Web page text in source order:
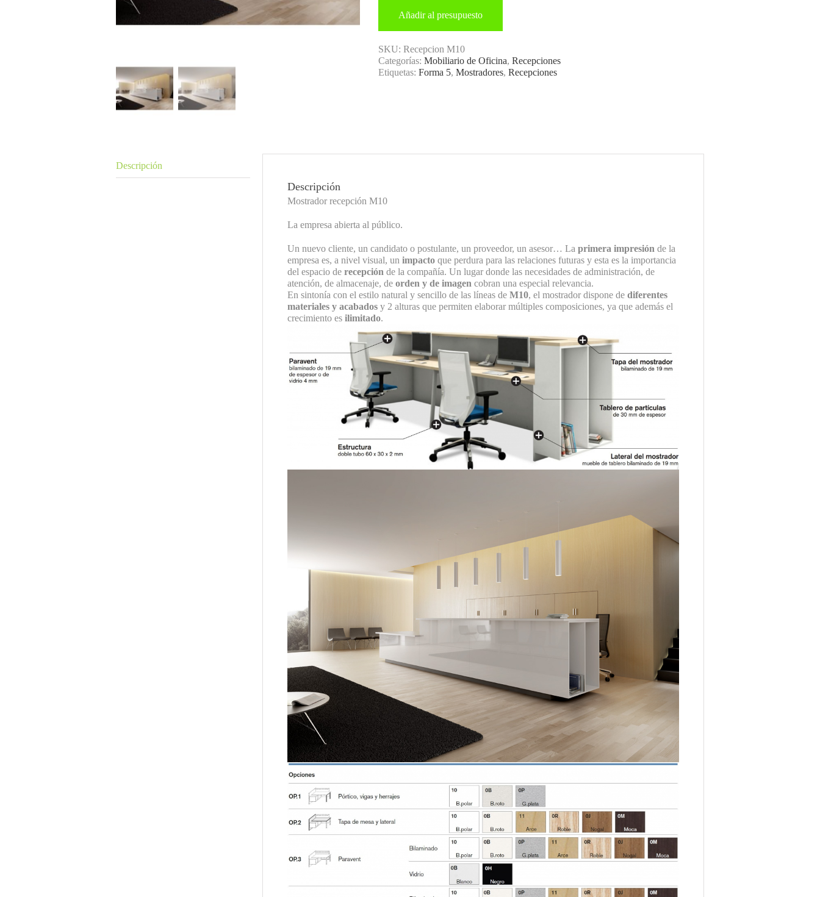
Añadir al presupuesto
SKU:Recepcion M10
Categorías:Mobiliario de Oficina,Recepciones
Etiquetas:Forma 5,Mostradores,Recepciones
Descripción
Descripción
Mostrador recepción M10
La empresa abierta al público.
Un nuevo cliente, un candidato o postulante, un proveedor, un asesor… Laprimera impresión de la
empresa es, a nivel visual, unimpacto que perdura para las relaciones futuras y esta es la importancia
del espacio derecepción de la compañía. Un lugar donde las necesidades de administración, de
atención, de almacenaje, deorden y de imagen cobran una especial relevancia.
En sintonía con el estilo natural y sencillo de las líneas deM10, el mostrador dispone dediferentes
materiales y acabados y 2 alturas que permiten elaborar múltiples composiciones, ya que además el
crecimiento esilimitado.